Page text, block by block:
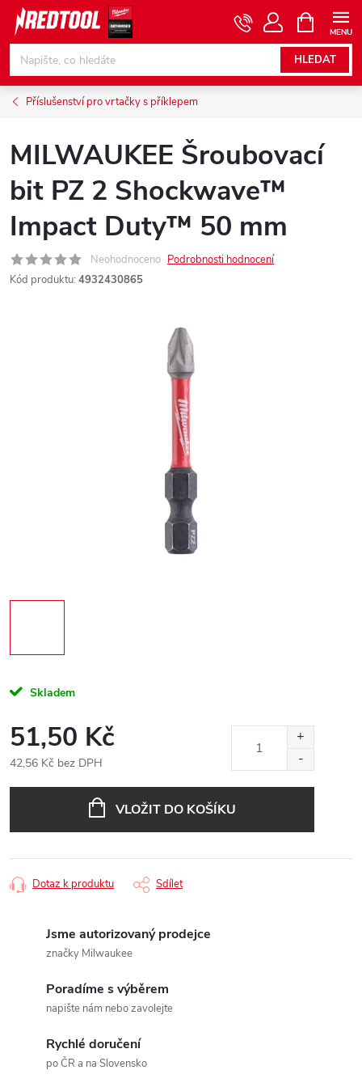
Přejít
obsah
HLEDAT
NÁKUPNÍ
KOŠÍK
Příslušenství pro vrtačky s příklepem
MILWAUKEE Šroubovací
bit PZ 2 Shockwave™
Impact Duty™ 50 mm
Neohodnoceno Podrobnosti hodnocení
Kód produktu: 4932430865
Skladem
51,50 Kč
42,56 Kč bez DPH
VLOŽIT DO KOŠÍKU
Dotaz k produktu Sdílet
Jsme autorizovaný prodejce
značky Milwaukee
Poradíme s výběrem
napište nám nebo zavolejte
Rychlé doručení
po ČR a na Slovensko